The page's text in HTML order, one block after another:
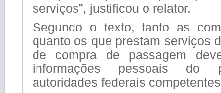
serviços”, justificou o relator.
Segundo o texto, tanto as
quanto os que prestam serviços
de compra de passagem
informações pessoais do
autoridades federais